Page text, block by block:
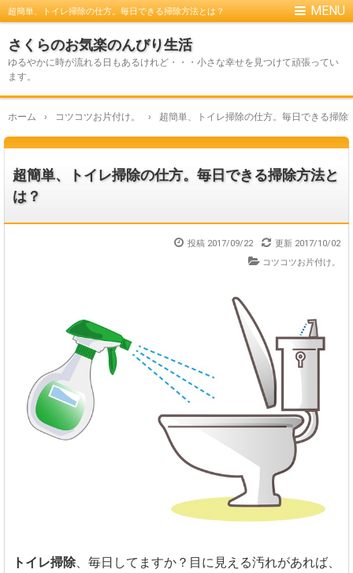
超簡単、トイレ掃除の仕方。毎日できる掃除方法とは？
さくらのお気楽のんびり生活
ゆるやかに時が流れる日もあるけれど・・・小さな幸せを見つけて頑張ってい
ます。
ホーム › コツコツお片付け。 › 超簡単、トイレ掃除の仕方。毎日できる掃除
超簡単、トイレ掃除の仕方。毎日できる掃除方法と
は？
投稿 2017/09/22 更新 2017/10/02
コツコツお片付け。
トイレ掃除、毎日してますか？目に見える汚れがあれば、